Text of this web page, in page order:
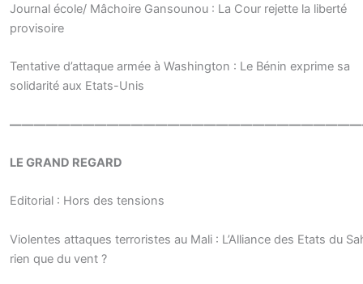
Journal école/ Mâchoire Gansounou : La Cour rejette la liberté
provisoire
Tentative d’attaque armée à Washington : Le Bénin exprime sa
solidarité aux Etats-Unis
LE GRAND REGARD
Editorial : Hors des tensions
Violentes attaques terroristes au Mali : L’Alliance des Etats du
rien que du vent ?